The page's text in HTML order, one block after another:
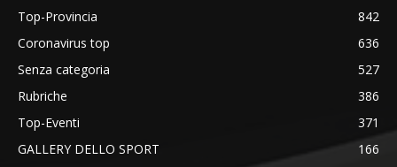
Top-Provincia
842
Coronavirus top
636
Senza categoria
527
Rubriche
386
Top-Eventi
371
GALLERY DELLO SPORT
166